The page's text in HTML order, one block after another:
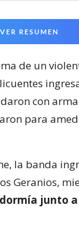
VER RESUMEN
de un
con
para
la banda
Geranios,
junto a